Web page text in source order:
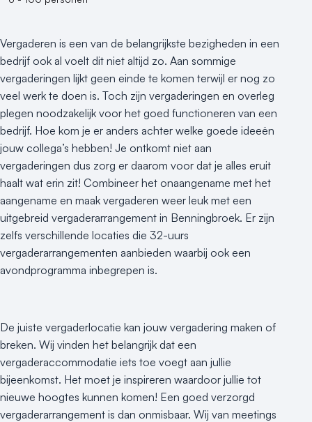
Vergaderen is een van de belangrijkste bezigheden in een
bedrijf ook al voelt dit niet altijd zo. Aan sommige
vergaderingen lijkt geen einde te komen terwijl er nog zo
veel werk te doen is. Toch zijn vergaderingen en overleg
plegen noodzakelijk voor het goed functioneren van een
bedrijf. Hoe kom je er anders achter welke goede ideeën
jouw collega’s hebben! Je ontkomt niet aan
vergaderingen dus zorg er daarom voor dat je alles eruit
haalt wat erin zit! Combineer het onaangename met het
aangename en maak vergaderen weer leuk met een
uitgebreid vergaderarrangement in Benningbroek. Er zijn
zelfs verschillende locaties die 32-uurs
vergaderarrangementen aanbieden waarbij ook een
avondprogramma inbegrepen is.
De juiste vergaderlocatie kan jouw vergadering maken of
breken. Wij vinden het belangrijk dat een
vergaderaccommodatie iets toe voegt aan jullie
bijeenkomst. Het moet je inspireren waardoor jullie tot
nieuwe hoogtes kunnen komen! Een goed verzorgd
vergaderarrangement is dan onmisbaar. Wij van meetings